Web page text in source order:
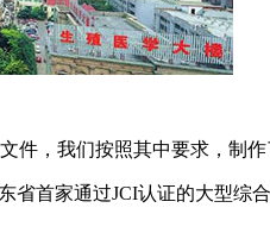
，我们按照其中要求，制
首家通过JCI认证的大型综